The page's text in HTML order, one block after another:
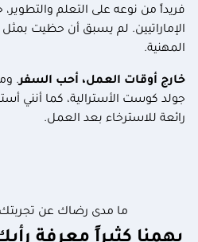
فريداً من نوعه على التعلم
الإماراتيين. لم يسبق أن حظيت
المهنية.
خارج أوقات العمل، أحب السفر.
جولد كوست الأسترالية، كما أنني
رائعة للاسترخاء بعد العمل.
ما مدى رضاك عن